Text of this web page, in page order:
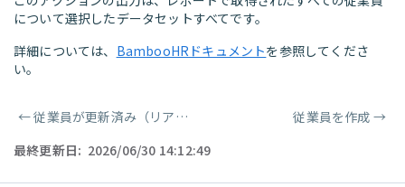
について選択したデータセットすべてです。
詳細については、 BambooHRドキュメントを参照してくださ
い。
ページャー
←従業員が更新済み（リアルタイム） 従業員を作成 →
最終更新日: 2026/06/30 14:12:49